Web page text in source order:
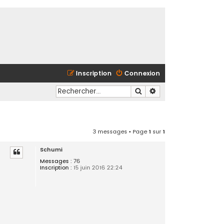
Connexion
Inscription
Rechercher
3 messages • Page1 sur1
Schumi
Messages : 76
Inscription : 15 juin 2016 22:24